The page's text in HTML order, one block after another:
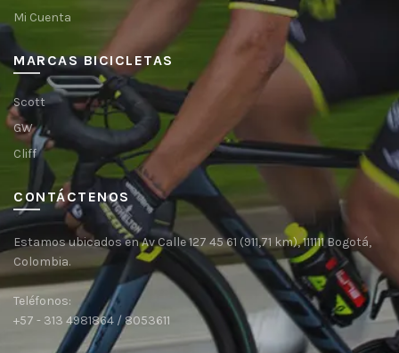
Mi Cuenta
MARCAS BICICLETAS
Scott
GW
Cliff
CONTÁCTENOS
Estamos ubicados en Av Calle 127 45 61 (911,71 km), 111111 Bogotá,
Colombia.
Teléfonos:
+57 - 313 4981864 / 8053611